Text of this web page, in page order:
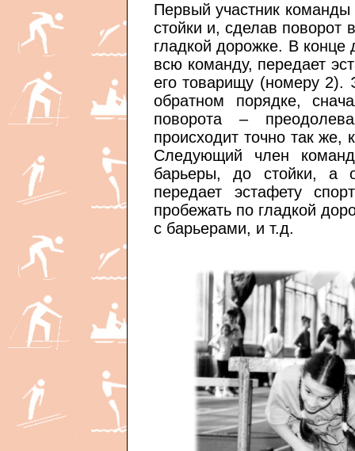
Первый участник
стойки и, сделав поворот
гладкой дорожке. В конце
всю команду, передает
его товарищу (номеру 2).
обратном порядке,
поворота –
происходит точно так
Следующий член
барьеры, до стойки, а
передает эстафету
пробежать по гладкой
с барьерами, и т.д.